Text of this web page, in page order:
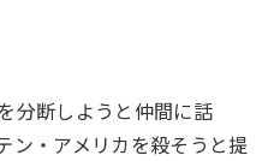
分断しようと仲間に話
ン・アメリカを殺そうと提